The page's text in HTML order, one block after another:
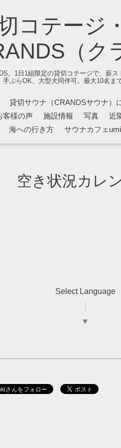
コテージ
（ク
。1日1組限定の貸切コテージで、薪
手ぶらOK、大型犬同伴可。最大10名ま
貸切サウナ（CRANDSサウナ）
客様の声 施設情報 写真 近
海への行き方
サウナカフェ
空き状況カレ
Select Language
▼